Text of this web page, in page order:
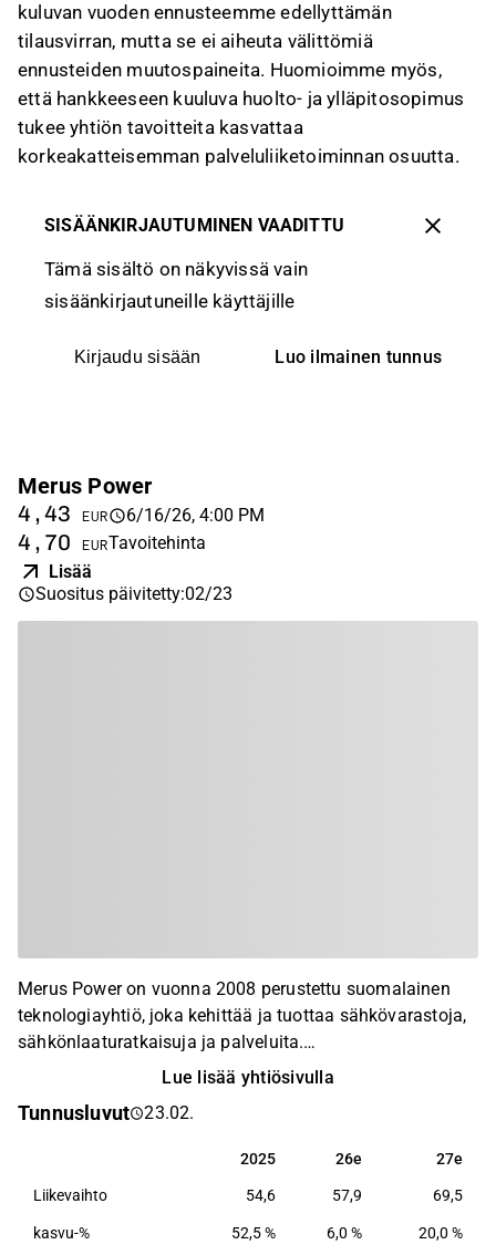
kuluvan vuoden ennusteemme edellyttämän
tilausvirran, mutta se ei aiheuta välittömiä
ennusteiden muutospaineita. Huomioimme myös,
että hankkeeseen kuuluva huolto- ja ylläpitosopimus
tukee yhtiön tavoitteita kasvattaa
korkeakatteisemman palveluliiketoiminnan osuutta.
SISÄÄNKIRJAUTUMINEN VAADITTU
Tämä sisältö on näkyvissä vain
sisäänkirjautuneille käyttäjille
Kirjaudu sisään Luo ilmainen tunnus
Merus Power
4,43 EUR 6/16/26, 4:00 PM
4,70 EURTavoitehinta
Lisää
Suositus päivitetty:02/23
Merus Power on vuonna 2008 perustettu suomalainen
teknologiayhtiö, joka kehittää ja tuottaa sähkövarastoja,
sähkönlaaturatkaisuja ja palveluita.
Sähkönlaaturatkaisuja on myyty jo pitkään laajalle
myynnin kansainvälistäminen on yhtiön agendalla.
Yhtiön asiakkaita ovat mm. uusiutuvan energian ja
Lue lisää yhtiösivulla
Tunnusluvut 23.02.
2025 26e 27e
2025 26e 27e
Liikevaihto 54,6 57,9 69,5
kasvu-% 52,5 % 6,0 % 20,0 %